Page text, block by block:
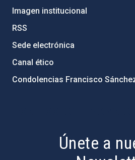
Imagen institucional
RSS
Sede electrónica
Canal ético
Condolencias Francisco
Únete a